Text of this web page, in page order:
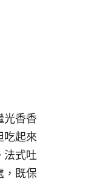
光香香
吃起來
法式吐
，既保